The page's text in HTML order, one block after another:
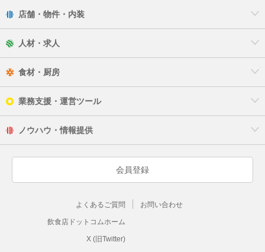
伊勢原市
海老名市
座間市
綾瀬市
三浦郡
高座郡
店舗・物件・内装
人材・求人
食材・厨房
業務支援・運営ツール
ノウハウ・情報提供
会員登録
よくあるご質問 お問い合わせ
飲食店ドットコムホーム
X (旧Twitter)